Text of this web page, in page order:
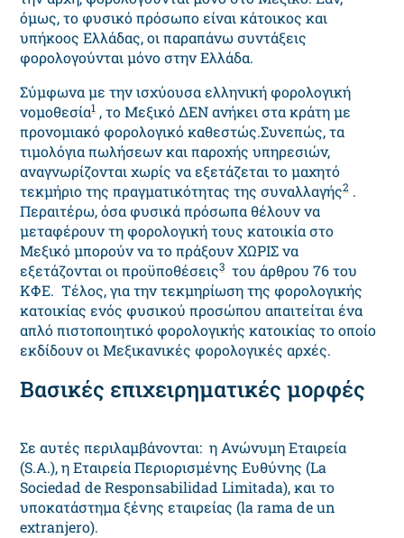
όμως, το φυσικό πρόσωπο είναι κάτοικος και
υπήκοος Ελλάδας, οι παραπάνω συντάξεις
φορολογούνται μόνο στην Ελλάδα.
Σύμφωνα με την ισχύουσα ελληνική φορολογική
νομοθεσία1, το Μεξικό ΔΕΝ ανήκει στα κράτη με
προνομιακό φορολογικό καθεστώς.Συνεπώς, τα
τιμολόγια πωλήσεων και παροχής υπηρεσιών,
αναγνωρίζονται χωρίς να εξετάζεται το μαχητό
τεκμήριο της πραγματικότητας της συναλλαγής2.
Περαιτέρω, όσα φυσικά πρόσωπα θέλουν να
μεταφέρουν τη φορολογική τους κατοικία στο
Μεξικό μπορούν να το πράξουν ΧΩΡΙΣ να
εξετάζονται οι προϋποθέσεις3του άρθρου 76 του
ΚΦΕ. Τέλος, για την τεκμηρίωση της φορολογικής
κατοικίας ενός φυσικού προσώπου απαιτείται ένα
απλό πιστοποιητικό φορολογικής κατοικίας το οποίο
εκδίδουν οι Μεξικανικές φορολογικές αρχές.
Βασικές επιχειρηματικές μορφές
Σε αυτές περιλαμβάνονται: η Ανώνυμη Εταιρεία
(S.A.), η Εταιρεία Περιορισμένης Ευθύνης (La
Sociedad de Responsabilidad Limitada), και το
υποκατάστημα ξένης εταιρείας (la rama de un
extranjero).